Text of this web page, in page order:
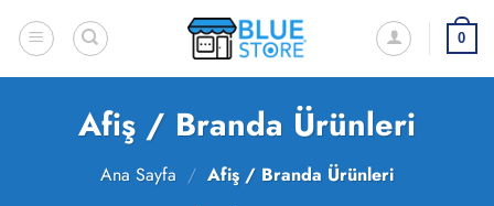
atla
0
Afiş / Branda Ürünleri
Ana Sayfa / Afiş / Branda Ürünleri